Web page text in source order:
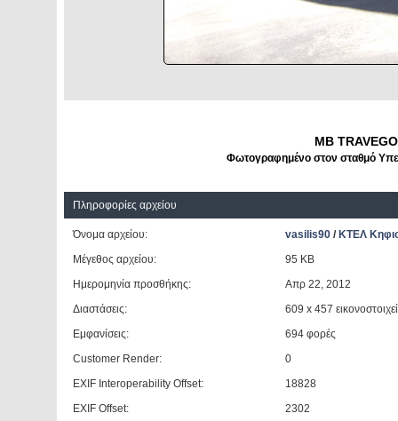
ΜΒ
Φωτογραφημένο στον σταθμό
Πληροφορίες αρχείου
Όνομα αρχείου: vasilis90/ ΚΤΕΛ
Μέγεθος αρχείου:
95 KB
Ημερομηνία προσθήκης:
Aπρ 22, 2012
Διαστάσεις:
609 x 457
Εμφανίσεις:
694 φορές
Customer Render:
0
EXIF Interoperability Offset:
18828
EXIF Offset:
2302